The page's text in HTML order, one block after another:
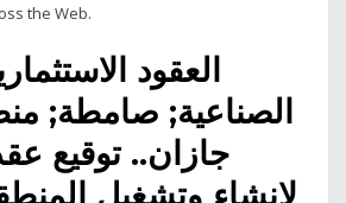
the Web.
العقود
الصناعية; صامطة;
جازان.. توقيع